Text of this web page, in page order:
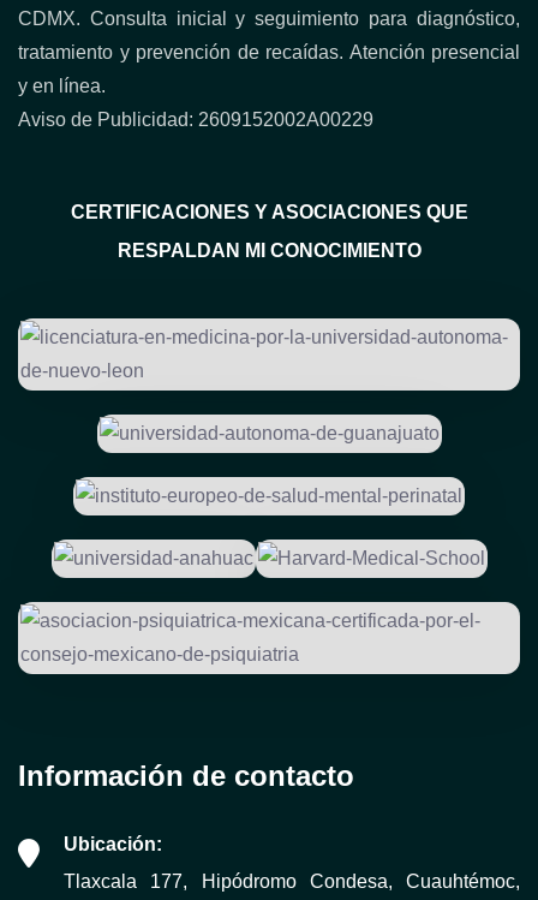
CDMX. Consulta inicial y seguimiento para diagnóstico,
tratamiento y prevención de recaídas. Atención presencial
y en línea.
Aviso de Publicidad: 2609152002A00229
CERTIFICACIONES Y ASOCIACIONES QUE
RESPALDAN MI CONOCIMIENTO
Información de contacto
Ubicación:
Tlaxcala 177, Hipódromo Condesa, Cuauhtémoc,